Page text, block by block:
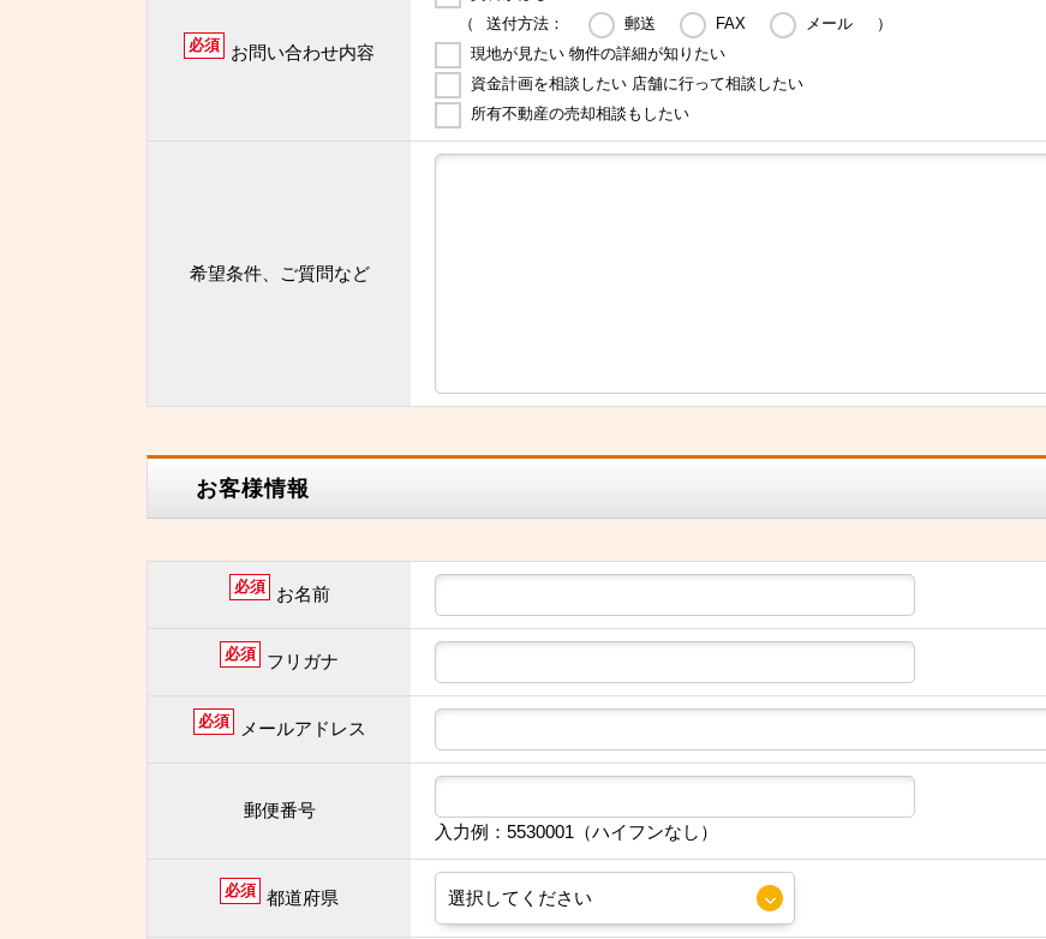
必須 お問い合わせ内容
（
送付方法： 郵送 FAX メール
）
現地が見たい 物件の詳細が知りたい
資金計画を相談したい 店舗に行って相談したい
所有不動産の売却相談もしたい
希望条件、ご質問など
お客様情報
必須 お名前
必須 フリガナ
必須 メールアドレス
郵便番号
入力例：5530001（ハイフンなし）
必須 都道府県